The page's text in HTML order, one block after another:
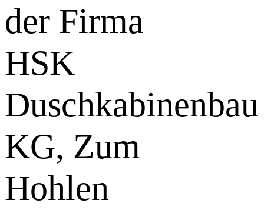
der Firma
HSK
Duschkabinenbau
KG, Zum
Hohlen